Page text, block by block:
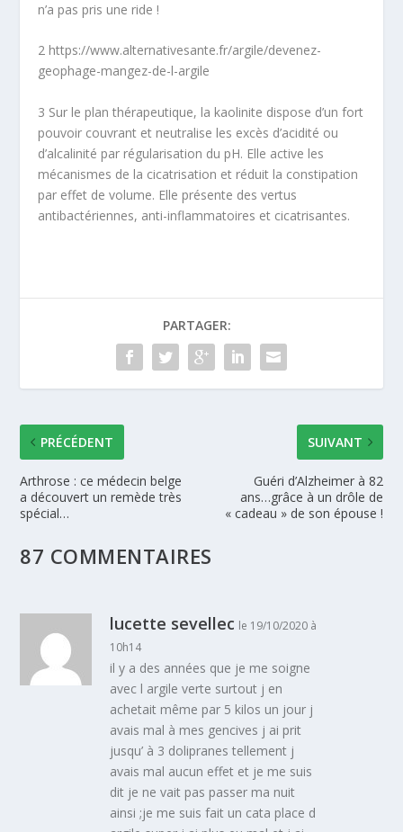
n’a pas pris une ride !
2 https://www.alternativesante.fr/argile/devenez-
geophage-mangez-de-l-argile
3 Sur le plan thérapeutique, la kaolinite dispose d’un fort
pouvoir couvrant et neutralise les excès d’acidité ou
d’alcalinité par régularisation du pH. Elle active les
mécanismes de la cicatrisation et réduit la constipation
par effet de volume. Elle présente des vertus
antibactériennes, anti-inflammatoires et cicatrisantes.
PARTAGER:
PRÉCÉDENT
Arthrose : ce médecin belge
a découvert un remède très
spécial…
SUIVANT
Guéri d’Alzheimer à 82
ans…grâce à un drôle de
« cadeau » de son épouse !
87 COMMENTAIRES
lucette sevellec le 19/10/2020 à
10h14
il y a des années que je me soigne
avec l argile verte surtout j en
achetait même par 5 kilos un jour j
avais mal à mes gencives j ai prit
jusqu’ à 3 dolipranes tellement j
avais mal aucun effet et je me suis
dit je ne vait pas passer ma nuit
ainsi ;je me suis fait un cata place d